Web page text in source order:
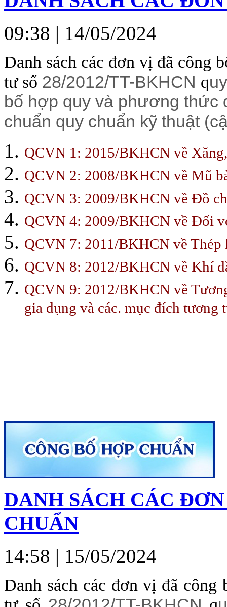
09:38 | 14/05/2024
Danh sách các đơn vị đã công
tư số 28/2012/TT-BKHCN q
bố hợp quy và phương thức
chuẩn quy chuẩn kỹ thuật
QCVN 1: 2015/BKHCN về
QCVN 2: 2008/BKHCN về Mũ
QCVN 3: 2009/BKHCN về Đồ
QCVN 4: 2009/BKHCN về Đối
QCVN 7: 2011/BKHCN về Thép
QCVN 8: 2012/BKHCN về Khí
QCVN 9: 2012/BKHCN về
gia dụng và các. mục đích tương
DANH SÁCH CÁC
CHUẨN
14:58 | 15/05/2024
Danh sách các đơn vị đã